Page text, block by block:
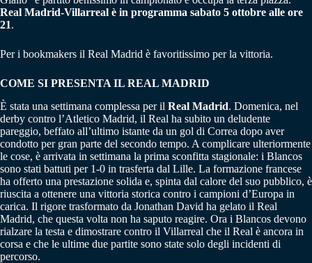
Real Madrid-Villarreal è in programma sabato 5 ottobre alle ore
21.
Per i bookmakers il Real Madrid è favoritissimo per la vittoria.
COME SI PRESENTA IL REAL MADRID
È stata una settimana complessa per il Real Madrid. Domenica, nel
derby contro l’Atletico Madrid, il Real ha subito un deludente
pareggio, beffato all’ultimo istante da un gol di Correa dopo aver
condotto per gran parte del secondo tempo. A complicare ulteriormente
le cose, è arrivata in settimana la prima sconfitta stagionale: i Blancos
sono stati battuti per 1-0 in trasferta dal Lille. La formazione francese
ha offerto una prestazione solida e, spinta dal calore del suo pubblico, è
riuscita a ottenere una vittoria storica contro i campioni d’Europa in
carica. Il rigore trasformato da Jonathan David ha gelato il Real
Madrid, che questa volta non ha saputo reagire. Ora i Blancos devono
rialzare la testa e dimostrare contro il Villarreal che il Real è ancora in
corsa e che le ultime due partite sono state solo degli incidenti di
percorso.